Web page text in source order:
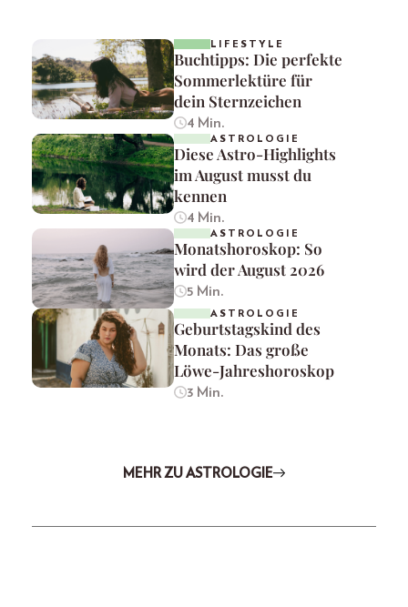
LIFESTYLE
Buchtipps: Die perfekte
Sommerlektüre für
dein Sternzeichen
4 Min.
ASTROLOGIE
Diese Astro-Highlights
im August musst du
kennen
4 Min.
ASTROLOGIE
Monatshoroskop: So
wird der August 2026
5 Min.
ASTROLOGIE
Geburtstagskind des
Monats: Das große
Löwe-Jahreshoroskop
3 Min.
MEHR ZU ASTROLOGIE